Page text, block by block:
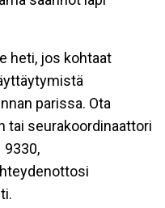
heti, jos kohtaat
parissa. Ota
tai seurakoordinaattori
9330,